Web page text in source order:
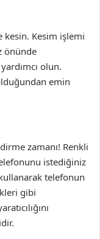
kesin. Kesim işlemi
önünde
olun.
emin
zamanı! Renkli
istediğiniz
telefonun
gibi